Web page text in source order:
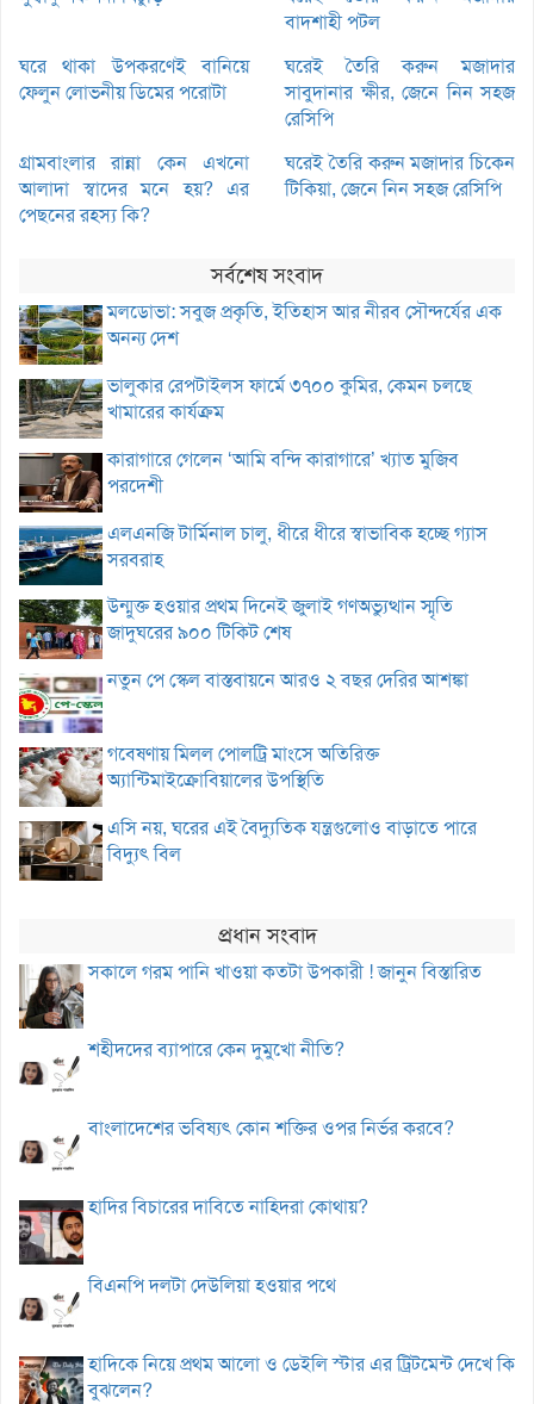
বাদশাহী পটল
ঘরে থাকা উপকরণেই বানিয়ে
ফেলুন লোভনীয় ডিমের পরোটা
ঘরেই তৈরি করুন মজাদার
সাবুদানার ক্ষীর, জেনে নিন সহজ
রেসিপি
গ্রামবাংলার রান্না কেন এখনো
আলাদা স্বাদের মনে হয়? এর
পেছনের রহস্য কি?
ঘরেই তৈরি করুন মজাদার চিকেন
টিকিয়া, জেনে নিন সহজ রেসিপি
সর্বশেষ সংবাদ
মলডোভা: সবুজ প্রকৃতি, ইতিহাস আর নীরব সৌন্দর্যের এক
অনন্য দেশ
ভালুকার রেপটাইলস ফার্মে ৩৭০০ কুমির, কেমন চলছে
খামারের কার্যক্রম
কারাগারে গেলেন ‘আমি বন্দি কারাগারে’ খ্যাত মুজিব
পরদেশী
এলএনজি টার্মিনাল চালু, ধীরে ধীরে স্বাভাবিক হচ্ছে গ্যাস
সরবরাহ
উন্মুক্ত হওয়ার প্রথম দিনেই জুলাই গণঅভ্যুত্থান স্মৃতি
জাদুঘরের ৯০০ টিকিট শেষ
নতুন পে স্কেল বাস্তবায়নে আরও ২ বছর দেরির আশঙ্কা
গবেষণায় মিলল পোলট্রি মাংসে অতিরিক্ত
অ্যান্টিমাইক্রোবিয়ালের উপস্থিতি
এসি নয়, ঘরের এই বৈদ্যুতিক যন্ত্রগুলোও বাড়াতে পারে
বিদ্যুৎ বিল
প্রধান সংবাদ
সকালে গরম পানি খাওয়া কতটা উপকারী ! জানুন বিস্তারিত
শহীদদের ব্যাপারে কেন দুমুখো নীতি?
বাংলাদেশের ভবিষ্যৎ কোন শক্তির ওপর নির্ভর করবে?
হাদির বিচারের দাবিতে নাহিদরা কোথায়?
বিএনপি দলটা দেউলিয়া হওয়ার পথে
হাদিকে নিয়ে প্রথম আলো ও ডেইলি স্টার এর ট্রিটমেন্ট দেখে কি
বুঝলেন?